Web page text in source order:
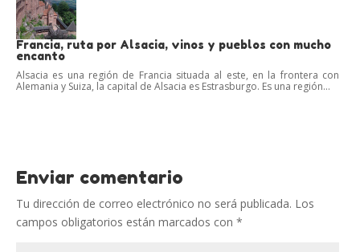
Francia, ruta por Alsacia, vinos y pueblos con mucho
encanto
Alsacia es una región de Francia situada al este, en la frontera con
Alemania y Suiza, la capital de Alsacia es Estrasburgo. Es una región...
Enviar comentario
Tu dirección de correo electrónico no será publicada. Los
campos obligatorios están marcados con *